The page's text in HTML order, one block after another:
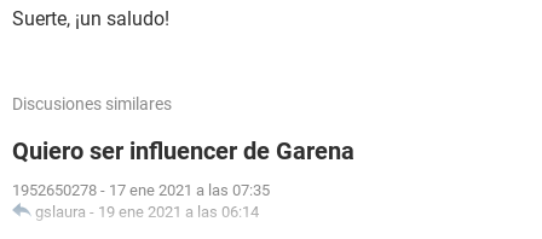
Suerte, ¡un saludo!
Discusiones similares
Quiero ser influencer de Garena
1952650278 - 17 ene 2021 a las 07:35
gslaura - 19 ene 2021 a las 06:14